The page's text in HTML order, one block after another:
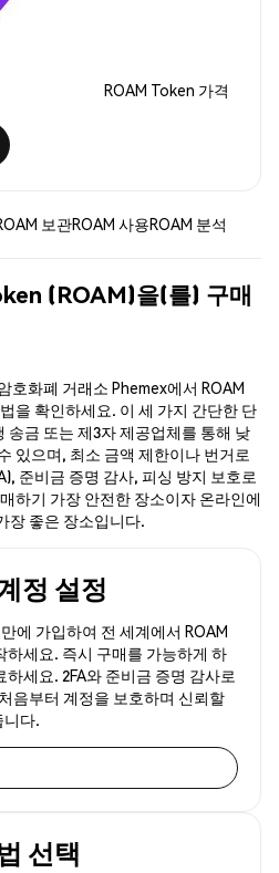
ROAM Token 가격
보관ROAM 사용ROAM 분석
(ROAM)을(를) 구매
호화폐 거래소 Phemex에서 ROAM
을 확인하세요. 이 세 가지 간단한 단
송금 또는 제3자 제공업체를 통해 낮
있으며, 최소 금액 제한이나 번거로
준비금 증명 감사, 피싱 방지 보호로
하기 가장 안전한 장소이자 온라인에
장 좋은 장소입니다.
정 설정
에 가입하여 전 세계에서 ROAM
하세요. 즉시 구매를 가능하게 하
세요. 2FA와 준비금 증명 감사로
음부터 계정을 보호하며 신뢰할
니다.
선택